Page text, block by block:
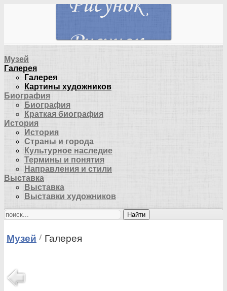
Музей
Галерея
Галерея
Картины художников
Биография
Биография
Краткая биография
История
История
Страны и города
Культурное наследие
Термины и понятия
Направления и стили
Выставка
Выставка
Выставки художников
Найти
Музей Галерея